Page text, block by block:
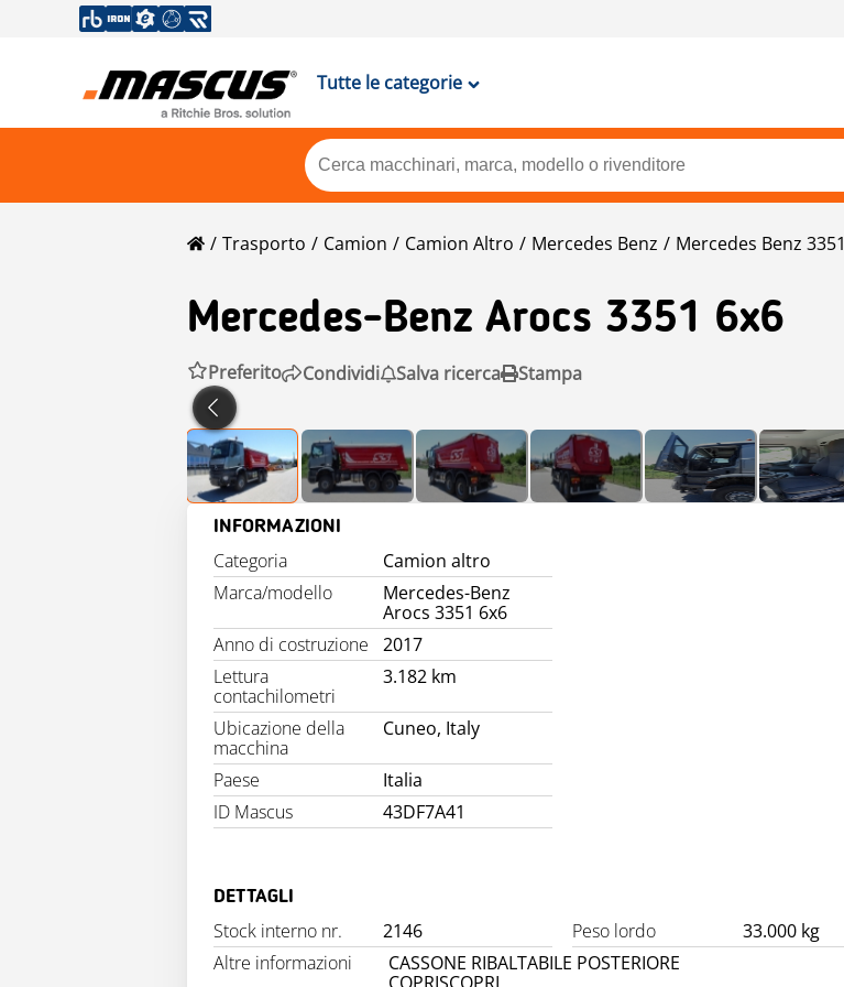
Tutte le categorie
Trasporto Camion Camion Altro Mercedes Benz Mercedes Benz 3351
Mercedes-Benz Arocs 3351 6x6
Preferito Condividi Salva ricerca Stampa
INFORMAZIONI
Categoria
Camion altro
Marca/modello
Mercedes-Benz
Arocs 3351 6x6
Anno di costruzione
2017
Lettura
contachilometri
3.182 km
Ubicazione della
macchina
Cuneo, Italy
Paese
Italia
ID Mascus
43DF7A41
DETTAGLI
Stock interno nr. 2146 Peso lordo
33.000 kg
Altre informazioni
CASSONE RIBALTABILE POSTERIORE